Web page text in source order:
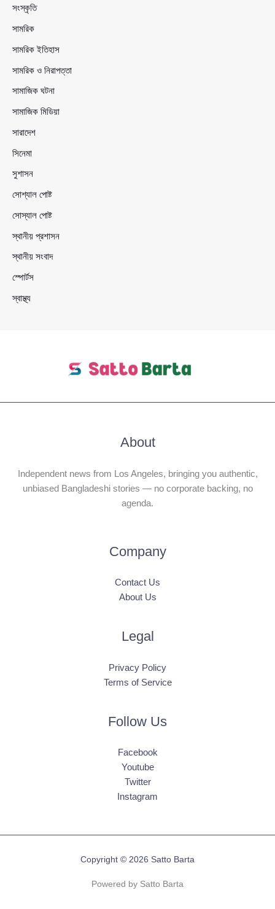
সংস্কৃতি
সামরিক
সামরিক ইতিহাস
সামরিক ও নিরাপত্তা
সামাজিক ঘটনা
সামাজিক মিডিয়া
সারাদেশ
সিনেমা
সুশাসন
সোশ্যাল পোষ্ট
সোস্যাল পোষ্ট
স্থানীয় প্রশাসন
স্থানীয় সংবাদ
স্পোর্টস
স্বাস্থ্য
About
Independent news from Los Angeles, bringing you authentic,
unbiased Bangladeshi stories — no corporate backing, no
agenda.
Company
Contact Us
About Us
Legal
Privacy Policy
Terms of Service
Follow Us
Facebook
Youtube
Twitter
Instagram
Copyright © 2026 Satto Barta
Powered by Satto Barta